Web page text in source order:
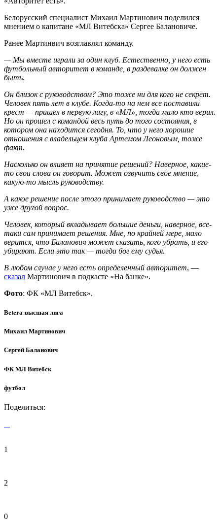
Белорусский специалист Михаил Мартинович поделился
мнением о капитане «МЛ Витебска» Сергее Балановиче.
Ранее Мартинвич возглавлял команду.
— Мы вместе играли за один клуб. Естественно, у него есть
футбольный авторитет в команде, в раздевалке он должен
быть.
Он близок с руководством? Это тоже ни для кого не секрет.
Человек пять лет в клубе. Когда-то на нем все поставили
крест — пришел в первую лигу, в «МЛ», тогда мало кто верил.
Но он прошел с командой весь путь до того состояния, в
котором она находится сегодня. То, что у него хорошие
отношения с владельцем клуба Артемом Леоновым, тоже
факт.
Насколько он влияет на принятие решений? Наверное, какие-
то свои слова он говорит. Может озвучить свое мнение,
какую-то мысль руководству.
А какое решение после этого принимает руководство — это
уже другой вопрос.
Человек, который вкладывает большие деньги, наверное, все-
таки сам принимает решения. Мне, по крайней мере, мало
верится, что Баланович может сказать, кого убрать, и его
убирают. Если это так — тогда бог ему судья.
В любом случае у него есть определенный авторитет, —
сказал Мартинович в подкасте «На банке».
Фото: ФК «МЛ Витебск».
Betera-высшая лига
Михаил Мартинович
Сергей Баланович
ФК МЛ Витебск
футбол
Поделиться:
1
2
0